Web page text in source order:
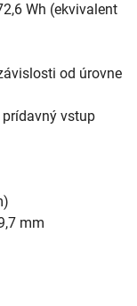
Wh (ekvivalent
od úrovne
prídavný vstup
mm